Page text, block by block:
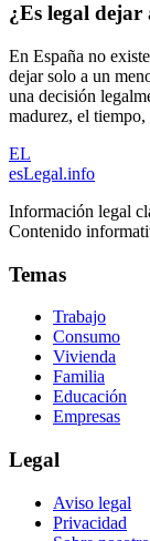
¿Es legal dejar
En España no
dejar solo a un
una decisión
madurez, el tiempo,
EL
esLegal.info
Información legal
Contenido
Temas
Trabajo
Consumo
Vivienda
Familia
Educación
Empresas
Legal
Aviso legal
Privacidad